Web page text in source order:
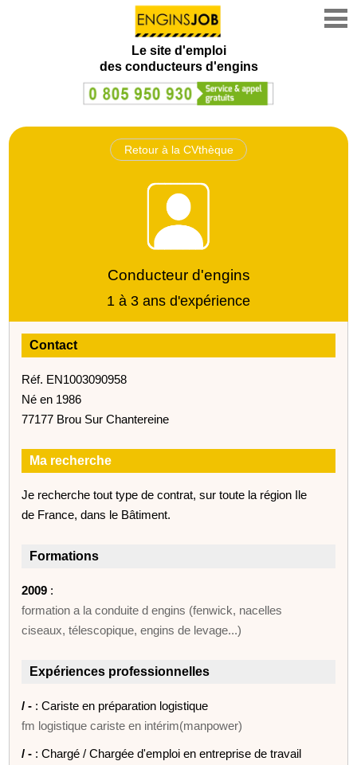
Le site d'emploi
des conducteurs d'engins
Retour à la CVthèque
Conducteur d'engins
1 à 3 ans d'expérience
Contact
Réf. EN1003090958
Né en 1986
77177 Brou Sur Chantereine
Ma recherche
Je recherche tout type de contrat, sur toute la région Ile
de France, dans le Bâtiment.
Formations
2009 :
formation a la conduite d engins (fenwick, nacelles
ciseaux, télescopique, engins de levage...)
Expériences professionnelles
/ - : Cariste en préparation logistique
fm logistique cariste en intérim(manpower)
/ - : Chargé / Chargée d'emploi en entreprise de travail